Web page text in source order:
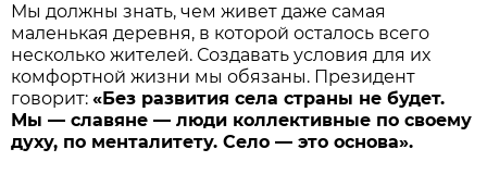
Мы должны знать, чем живет даже самая
маленькая деревня, в которой осталось всего
несколько жителей. Создавать условия для их
комфортной жизни мы обязаны. Президент
говорит: «Без развития села страны не будет.
Мы — славяне — люди коллективные по своему
духу, по менталитету. Село — это основа».